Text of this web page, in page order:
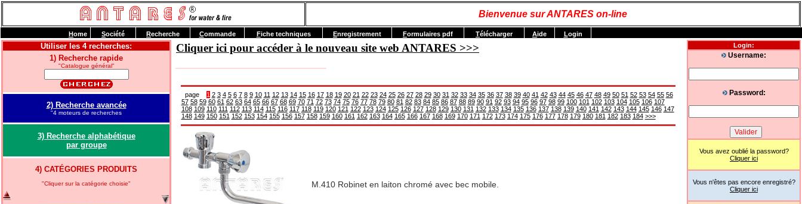
Bienvenue sur ANTARES on-line
Utiliser les 4 recherches:
1) Recherche rapide
"Catalogue général"
2) Recherche avancée
"4 moteurs de recherches
3) Recherche alphabétique
par groupe
4) CATÉGORIES PRODUITS
"Cliquer sur la catégorie choisie"
Cliquer ici pour accéder à le nouveau site web ANTARES >>>
page 1 2 3 4 5 6 7 8 9 10 11 12 13 14 15 16 17 18 19 20 21 22 23 24 25 26 27 28 29 30 31 32 33 34 35 36 37 38 39 40 41 42 43 44 45 46 47 48 49 50 51 52 53 54 55 56
57 58 59 60 61 62 63 64 65 66 67 68 69 70 71 72 73 74 75 76 77 78 79 80 81 82 83 84 85 86 87 88 89 90 91 92 93 94 95 96 97 98 99 100 101 102 103 104 105 106 107
108 109 110 111 112 113 114 115 116 117 118 119 120 121 122 123 124 125 126 127 128 129 130 131 132 133 134 135 136 137 138 139 140 141 142 143 144 145 146 147
148 149 150 151 152 153 154 155 156 157 158 159 160 161 162 163 164 165 166 167 168 169 170 171 172 173 174 175 176 177 178 179 180 181 182 183 184 >>>
M.410 Robinet en laiton chromé avec bec mobile.
Login:
Username:
Password:
Vous avez oublié la password?
Cliquer ici
Vous n'êtes pas encore enregistré?
Cliquer ici
Home Société Recherche Commande Fiche techniques Enregistrement Formulaires pdf Télécharger Aide Login